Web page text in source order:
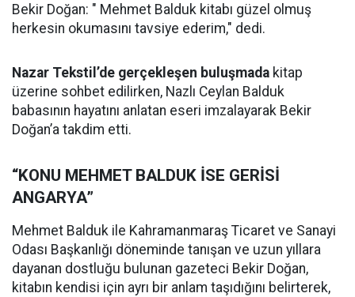
Bekir Doğan: " Mehmet Balduk kitabı güzel olmuş
herkesin okumasını tavsiye ederim," dedi.
Nazar Tekstil’de gerçekleşen buluşmada kitap
üzerine sohbet edilirken, Nazlı Ceylan Balduk
babasının hayatını anlatan eseri imzalayarak Bekir
Doğan’a takdim etti.
“KONU MEHMET BALDUK İSE GERİSİ
ANGARYA”
Mehmet Balduk ile Kahramanmaraş Ticaret ve Sanayi
Odası Başkanlığı döneminde tanışan ve uzun yıllara
dayanan dostluğu bulunan gazeteci Bekir Doğan,
kitabın kendisi için ayrı bir anlam taşıdığını belirterek,